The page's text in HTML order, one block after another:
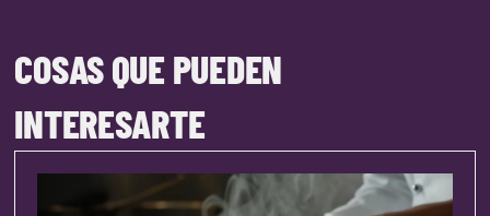
COSAS QUE PUEDEN
INTERESARTE